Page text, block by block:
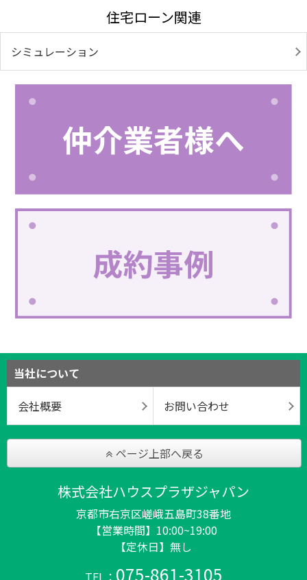
住宅ローン関連
シミュレーション
当社について
会社概要
お問い合わせ
ページ上部へ戻る
株式会社ハウスプラザジャパン
京都市右京区嵯峨五島町38番地
【営業時間】10:00~19:00
【定休日】無し
TEL： 075-861-3105